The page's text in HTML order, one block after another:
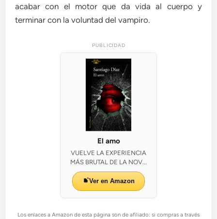
acabar con el motor que da vida al cuerpo y
terminar con la voluntad del vampiro.
PUBLICIDAD
El amo
VUELVE LA EXPERIENCIA
MÁS BRUTAL DE LA NOV...
Ver en Amazon
Los enlaces a Amazon de esta página son de afiliado: si compras a través